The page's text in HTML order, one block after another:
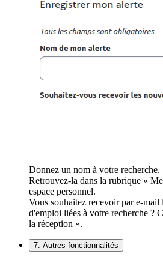
Donnez un nom à votre recherche.
Retrouvez-la dans la rubrique «
espace personnel.
Vous souhaitez recevoir par e-mail
d'emploi liées à votre recherche ?
la réception ».
7. Autres fonctionnalités